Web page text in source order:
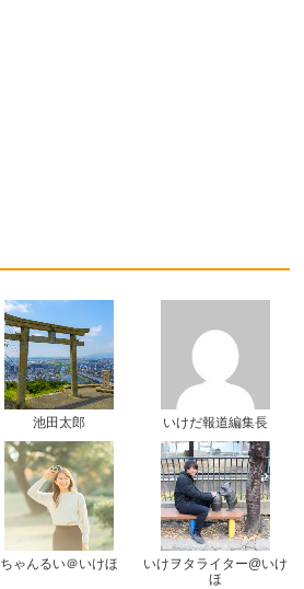
池田太郎 いけだ報道編集長
ちゃんるい＠いけほ
いけヲタライター@いけ
ほ